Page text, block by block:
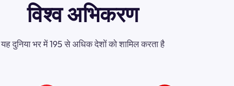
विश्व अभिकरण
यह दुनिया भर में 195 से अधिक देशों को शामिल करता है